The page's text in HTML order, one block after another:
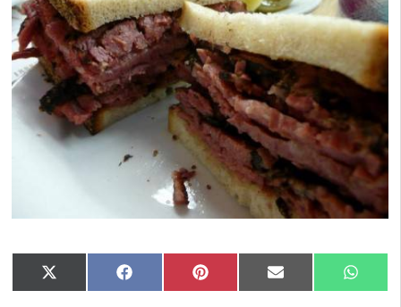
Compartir
en
X
(Twitter)
Compartir
en
Facebook Compartir
en
Pinterest Compartir
en
Email
en